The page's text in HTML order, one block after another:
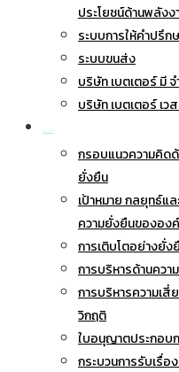
ประโยชน์ด้านพลังง
ระบบการให้คำปรึก
ระบบขนส่ง
บริษัท เบตเตอร์ มี
บริษัท เบตเตอร์ เว
กรอบแนวความคิด
ยั่งยืน
เป้าหมาย กลยุทธ์แ
ความยั่งยืนขององ
การเติบโตอย่างยั่ง
การบริหารด้านควา
การบริหารความเสี่
วิกฤติ
ใบอนุญาตประกอบ
กระบวนการรับเรื่อ